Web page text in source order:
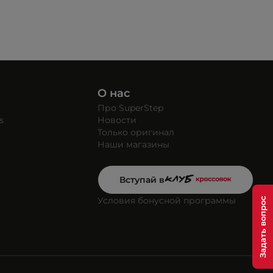
О нас
Про SuperStep
Новости
Только оригинал
Наши магазины
Вступай в
Условия бонусной программы